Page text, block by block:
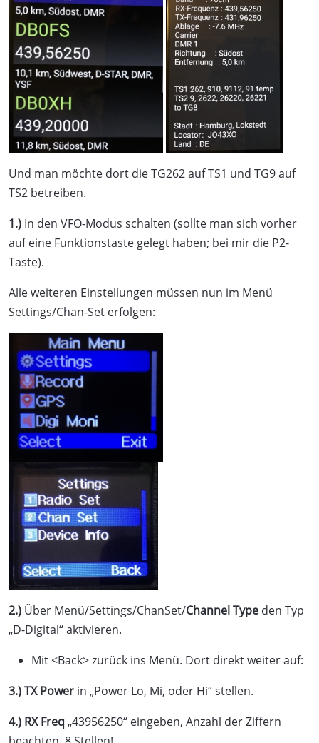
Und man möchte dort die TG262 auf TS1 und TG9 auf
TS2 betreiben.
1.) In den VFO-Modus schalten (sollte man sich vorher
auf eine Funktionstaste gelegt haben; bei mir die P2-
Taste).
Alle weiteren Einstellungen müssen nun im Menü
Settings/Chan-Set erfolgen:
2.) Über Menü/Settings/ChanSet/Channel Type den Typ
„D-Digital“ aktivieren.
Mit <Back> zurück ins Menü. Dort direkt weiter auf:
3.)TX Power in „Power Lo, Mi, oder Hi“ stellen.
4.) RX Freq „43956250“ eingeben, Anzahl der Ziffern